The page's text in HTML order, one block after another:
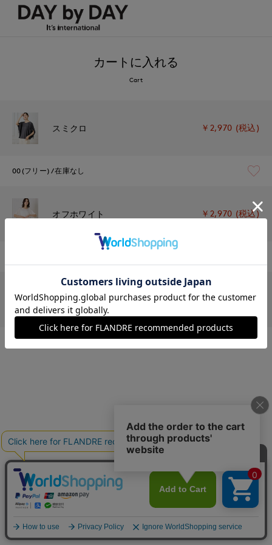
カートに入れる
Cart
スミクロ ￥2,970 (税込)
00(フリー) 在庫なし
オフホワイト ￥2,970 (税込)
キャメル ￥2,970 (税込)